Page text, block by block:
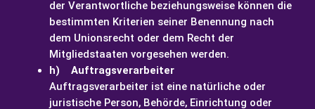
der Verantwortliche beziehungsweise können die
bestimmten Kriterien seiner Benennung nach
dem Unionsrecht oder dem Recht der
Mitgliedstaaten vorgesehen werden.
h) Auftragsverarbeiter
Auftragsverarbeiter ist eine natürliche oder
juristische Person, Behörde, Einrichtung oder